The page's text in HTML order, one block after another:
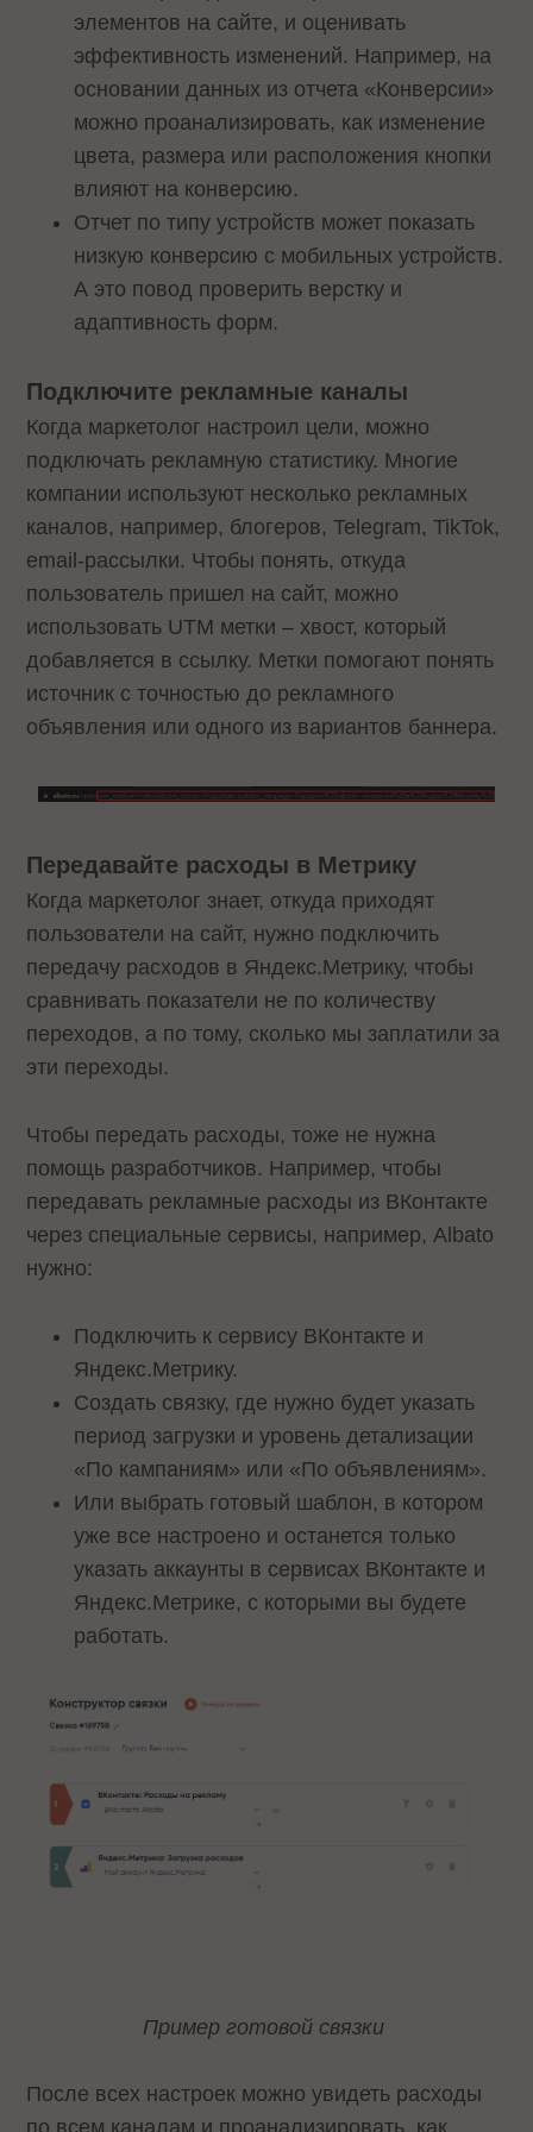
элементов на сайте, и оценивать
эффективность изменений. Например, на
основании данных из отчета «Конверсии»
можно проанализировать, как изменение
цвета, размера или расположения кнопки
влияют на конверсию.
Отчет по типу устройств может показать
низкую конверсию с мобильных устройств.
А это повод проверить верстку и
адаптивность форм.
Подключите рекламные каналы
Когда маркетолог настроил цели, можно
подключать рекламную статистику. Многие
компании используют несколько рекламных
каналов, например, блогеров, Telegram, TikTok,
email-рассылки. Чтобы понять, откуда
пользователь пришел на сайт, можно
использовать UTM метки – хвост, который
добавляется в ссылку. Метки помогают понять
источник с точностью до рекламного
объявления или одного из вариантов баннера.
Передавайте расходы в Метрику
Когда маркетолог знает, откуда приходят
пользователи на сайт, нужно подключить
передачу расходов в Яндекс.Метрику, чтобы
сравнивать показатели не по количеству
переходов, а по тому, сколько мы заплатили за
эти переходы.
Чтобы передать расходы, тоже не нужна
помощь разработчиков. Например, чтобы
передавать рекламные расходы из ВКонтакте
через специальные сервисы, например, Albato
нужно:
Подключить к сервису ВКонтакте и
Яндекс.Метрику.
Создать связку, где нужно будет указать
период загрузки и уровень детализации
«По кампаниям» или «По объявлениям».
Или выбрать готовый шаблон, в котором
уже все настроено и останется только
указать аккаунты в сервисах ВКонтакте и
Яндекс.Метрике, с которыми вы будете
работать.
Пример готовой связки
После всех настроек можно увидеть расходы